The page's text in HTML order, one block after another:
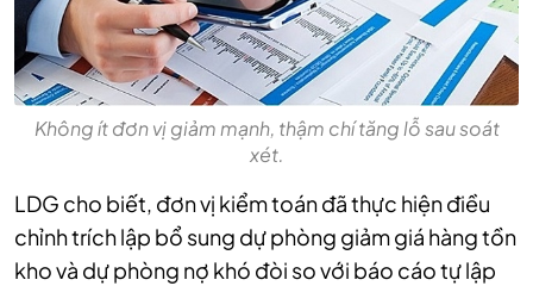
Không ít đơn vị giảm mạnh, thậm chí tăng lỗ sau soát
xét.
LDG cho biết, đơn vị kiểm toán đã thực hiện điều
chỉnh trích lập bổ sung dự phòng giảm giá hàng tồn
kho và dự phòng nợ khó đòi so với báo cáo tự lập